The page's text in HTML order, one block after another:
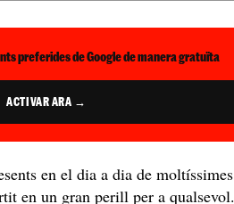
preferides de Google de manera gratuïta
ACTIVAR ARA →
en el dia a dia de moltíssimes
en un gran perill per a qualsevol.